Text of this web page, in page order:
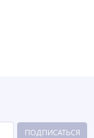
ПОДПИСАТЬСЯ